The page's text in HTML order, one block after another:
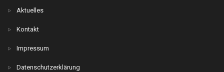
Aktuelles
Kontakt
Impressum
Datenschutzerklärung